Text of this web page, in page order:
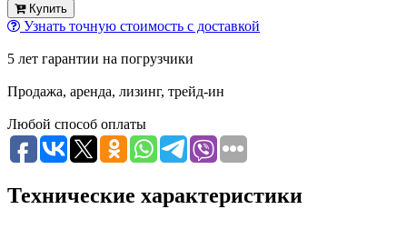
Купить
Узнать точную стоимость с доставкой
5 лет гарантии на погрузчики
Продажа, аренда, лизинг, трейд-ин
Любой способ оплаты
Технические характеристики